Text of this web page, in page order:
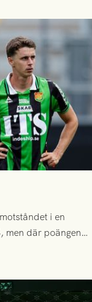
i en
men där poängen